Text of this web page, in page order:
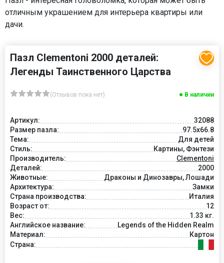
отличным украшением для интерьера квартиры или
дачи.
Пазл Clementoni 2000 деталей:
Легенды Таинственного Царства
(Отзывов пока нет) В наличии
Артикул:
32088
Размер пазла:
97.5x66.8
Тема:
Для детей
Стиль:
Картины, Фэнтези
Производитель:
Clementoni
Деталей:
2000
Животные:
Драконы и Динозавры, Лошади
Архитектура:
Замки
Страна производства:
Италия
Возраст от:
12
Вес:
1.33 кг.
Английское название:
Legends of the Hidden Realm
Материал:
Картон
Страна: